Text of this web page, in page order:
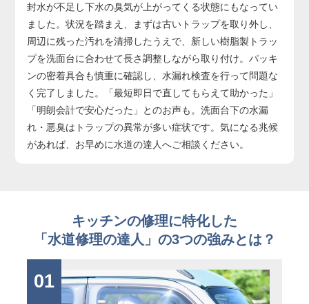
封水が不足し下水の臭気が上がってくる状態にもなってい
ました。状況を踏まえ、まずは古いトラップを取り外し、
周辺に残った汚れを清掃したうえで、新しい樹脂製トラッ
プを洗面台に合わせて長さ調整しながら取り付け。パッキ
ンの密着具合も慎重に確認し、水漏れ検査を行って問題な
く完了しました。「最短即日で直してもらえて助かった」
「明朗会計で安心だった」とのお声も。洗面台下の水漏
れ・悪臭はトラップの異常が多い症状です。気になる兆候
があれば、お早めに水道の達人へご相談ください。
キッチンの修理に特化した
「水道修理の達人」の3つの強みとは？
01